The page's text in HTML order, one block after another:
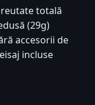
totală
(29g)
accesorii de
incluse